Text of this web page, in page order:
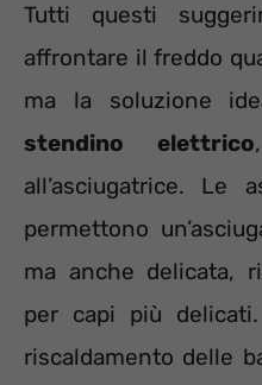
Tutti questi
affrontare il freddo
ma la soluzione
stendino elettrico
all’asciugatrice. Le
permettono
ma anche delicata,
per capi più
riscaldamento delle